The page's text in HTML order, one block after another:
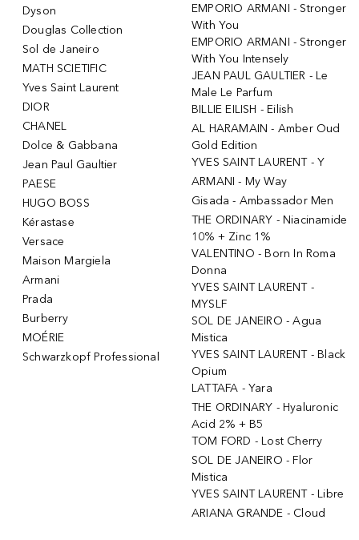
Dyson
Douglas Collection
Sol de Janeiro
MATH SCIETIFIC
Yves Saint Laurent
DIOR
CHANEL
Dolce & Gabbana
Jean Paul Gaultier
PAESE
HUGO BOSS
Kérastase
Versace
Maison Margiela
Armani
Prada
Burberry
MOÉRIE
Schwarzkopf Professional
EMPORIO ARMANI - Stronger
With You
EMPORIO ARMANI - Stronger
With You Intensely
JEAN PAUL GAULTIER - Le
Male Le Parfum
BILLIE EILISH - Eilish
AL HARAMAIN - Amber Oud
Gold Edition
YVES SAINT LAURENT - Y
ARMANI - My Way
Gisada - Ambassador Men
THE ORDINARY - Niacinamide
10% + Zinc 1%
VALENTINO - Born In Roma
Donna
YVES SAINT LAURENT -
MYSLF
SOL DE JANEIRO - Agua
Mistica
YVES SAINT LAURENT - Black
Opium
LATTAFA - Yara
THE ORDINARY - Hyaluronic
Acid 2% + B5
TOM FORD - Lost Cherry
SOL DE JANEIRO - Flor
Mistica
YVES SAINT LAURENT - Libre
ARIANA GRANDE - Cloud